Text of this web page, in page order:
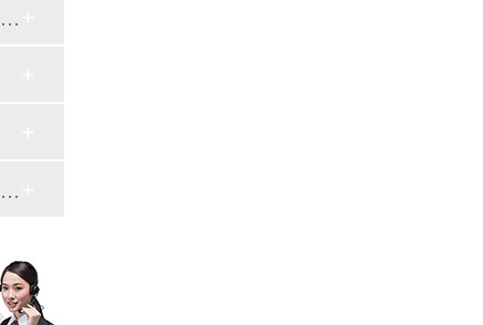
外加电流辅助阳极系列
阴极保护智能监控系统